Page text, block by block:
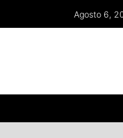
Agosto 6,